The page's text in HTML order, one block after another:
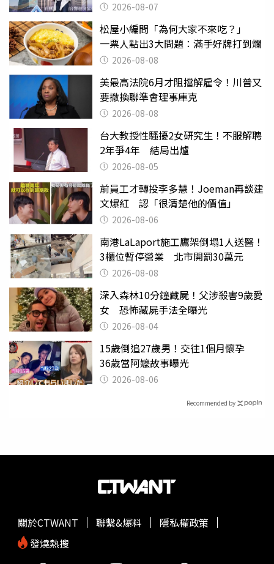
2026-08-07
松屋小編問「為何大家不來吃？」
一票人點出3大問題：滿手好牌打到爛
2026-08-08
美最高法院6月才阻擋解雇令！川普又
要撤換聯準會理事庫克
2026-08-08
台大教授性騷擾2女研究生！不服解聘
2年爭4年 結局出爐
2026-08-05
前員工才轉投李多慧！Joeman再談建
文爆紅 認「很清楚他的價值」
2026-08-06
南港LaLaport施工鷹架倒塌1人送醫！
3櫃位暫停營業 北市開罰30萬元
2026-08-08
深入森林10分鐘藏屍！父涉殺害9歲愛
女 恐怖藏屍手法全曝光
2026-08-04
15歲倒追27歲男！交往1個月懷孕
36歲當阿嬤故事曝光
2026-08-06
Recommended by
關於CTWANT 聯繫&爆料
隱私權政策
發燒熱搜